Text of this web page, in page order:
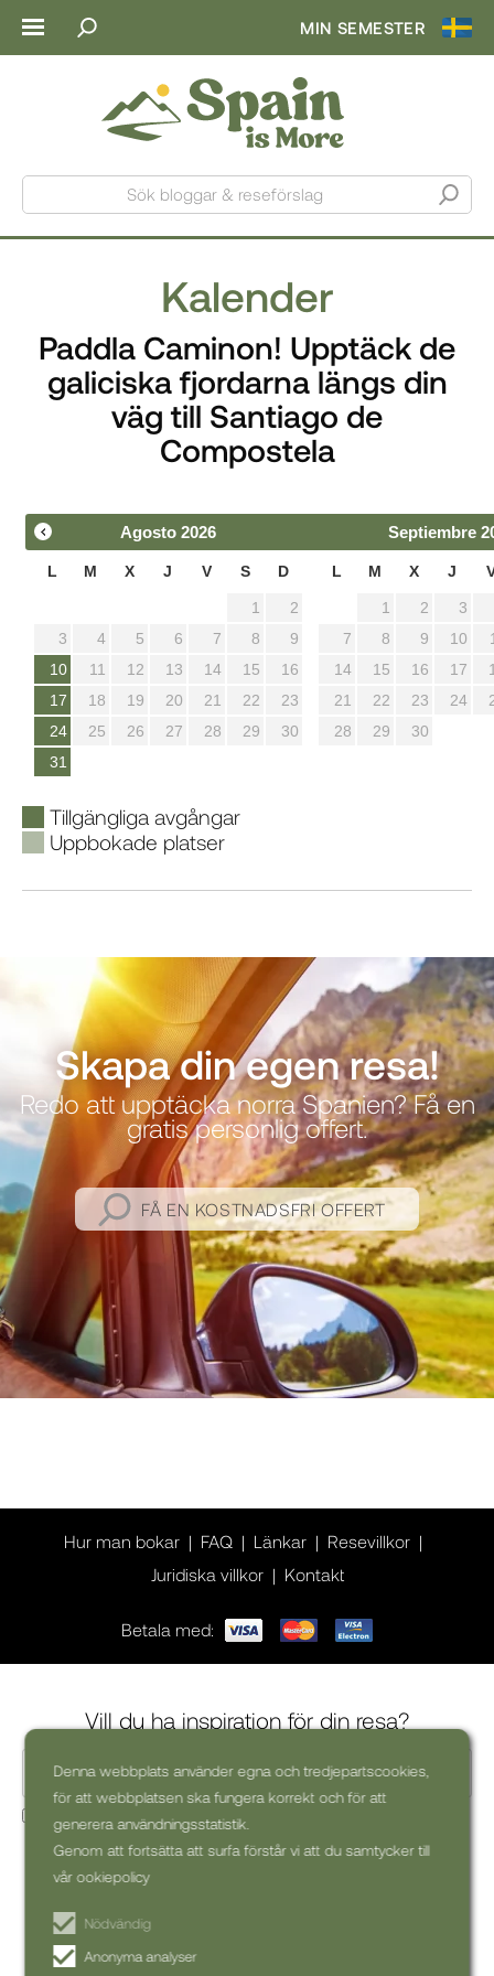
Denna webbplats använder egna och tredjepartscookies,
för att webbplatsen ska fungera korrekt och för att
generera användningsstatistik.
Genom att fortsätta att surfa förstår vi att du samtycker till
vår ookiepolicy
Nödvändig
Anonyma analyser
MIN SEMESTER
Sök bloggar & reseförslag
Kalender
Paddla Caminon! Upptäck de
galiciska fjordarna längs din
väg till Santiago de
Compostela
Agosto 2026
L M X J V S D
1
2
3
4 5 6 7 8
9
10
11 12 13 14 15
16
17
18 19 20 21 22
23
24
25 26 27 28 29
30
31
Septiembre
L M X J
1 2
3
7
8 9 10
14
15 16 17
21
22 23 24
28
29 30
Tillgängliga avgångar
Uppbokade platser
Skapa din egen resa!
Redo att upptäcka norra Spanien? Få en
gratis personlig offert.
FÅ EN KOSTNADSFRI OFFERT
Hur man bokar FAQ Länkar
Resevillkor
Juridiska villkor
Kontakt
Betala med:
Vill du ha inspiration för din resa?
Ja, jag skulle vilja få kommersiella nyhetsbrev (kan alltid
avsluta prenumerationen)